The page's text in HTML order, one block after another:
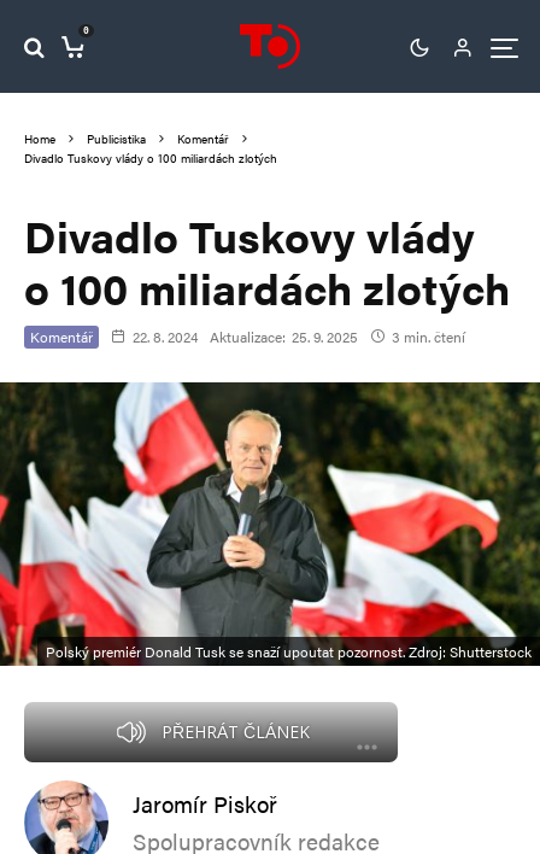
0
Home Publicistika
Komentář
Divadlo Tuskovy vlády o 100 miliardách zlotých
Divadlo Tuskovy vlády
o 100 miliardách zlotých
Komentář 22. 8. 2024 Aktualizace: 25. 9. 2025 3 min. čtení
Polský premiér Donald Tusk se snaží upoutat pozornost. Zdroj: Shutterstock
PŘEHRÁT ČLÁNEK
Jaromír Piskoř
Spolupracovník redakce